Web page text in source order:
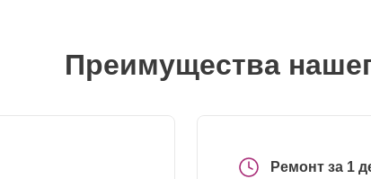
Преимущества
Ремонт за 1